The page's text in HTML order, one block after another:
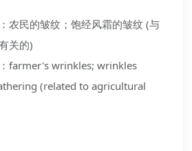
农民的皱纹；饱经风霜的皱纹 (与
关的)
farmer's wrinkles; wrinkles
(related to agricultural